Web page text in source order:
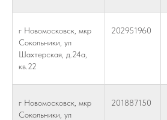
г Новомосковск, мкр
Сокольники, ул
Шахтерская, д.24а,
кв.22
202951960
г Новомосковск, мкр
Сокольники, ул
201887150